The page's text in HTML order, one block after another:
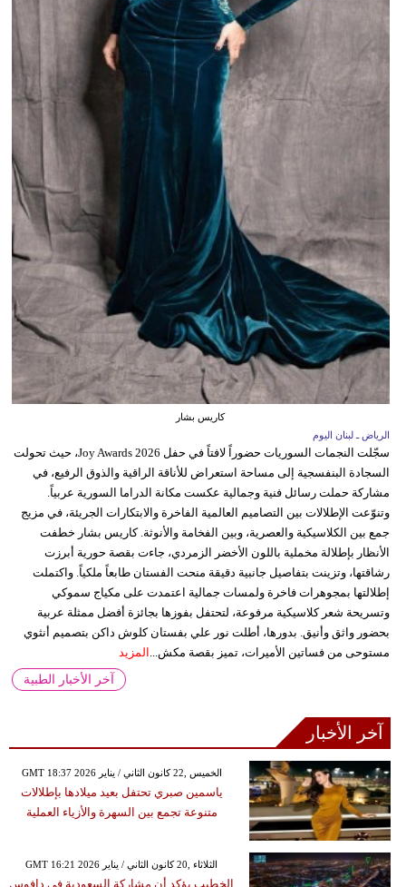
كاريس بشار
الرياض ـ لبنان اليوم
سجّلت النجمات السوريات حضوراً لافتاً في حفل Joy Awards 2026، حيث تحولت
السجادة البنفسجية إلى مساحة استعراض للأناقة الراقية والذوق الرفيع، في
مشاركة حملت رسائل فنية وجمالية عكست مكانة الدراما السورية عربياً.
وتنوّعت الإطلالات بين التصاميم العالمية الفاخرة والابتكارات الجريئة، في مزيج
جمع بين الكلاسيكية والعصرية، وبين الفخامة والأنوثة. كاريس بشار خطفت
الأنظار بإطلالة مخملية باللون الأخضر الزمردي، جاءت بقصة حورية أبرزت
رشاقتها، وتزينت بتفاصيل جانبية دقيقة منحت الفستان طابعاً ملكياً. واكتملت
إطلالتها بمجوهرات فاخرة ولمسات جمالية اعتمدت على مكياج سموكي
وتسريحة شعر كلاسيكية مرفوعة، لتحتفل بفوزها بجائزة أفضل ممثلة عربية
بحضور واثق وأنيق. بدورها، أطلت نور علي بفستان كلوش داكن بتصميم أنثوي
مستوحى من فساتين الأميرات، تميز بقصة مكش... المزيد
آخر الأخبار الطبية
آخر الأخبار
GMT 18:37 2026 الخميس ,22 كانون الثاني / يناير
ياسمين صبري تحتفل بعيد ميلادها بإطلالات
متنوعة تجمع بين السهرة والأزياء العملية
GMT 16:21 2026 الثلاثاء ,20 كانون الثاني / يناير
الخطيب يؤكد أن مشاركة السعودية في دافوس